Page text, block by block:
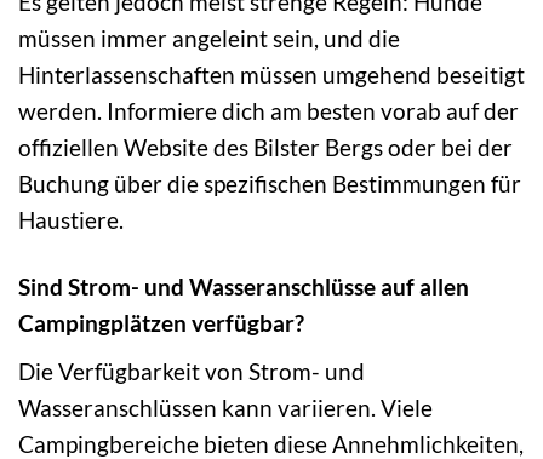
müssen immer angeleint sein, und die
Hinterlassenschaften müssen umgehend beseitigt
werden. Informiere dich am besten vorab auf der
offiziellen Website des Bilster Bergs oder bei der
Buchung über die spezifischen Bestimmungen für
Haustiere.
Sind Strom- und Wasseranschlüsse auf allen
Campingplätzen verfügbar?
Die Verfügbarkeit von Strom- und
Wasseranschlüssen kann variieren. Viele
Campingbereiche bieten diese Annehmlichkeiten,